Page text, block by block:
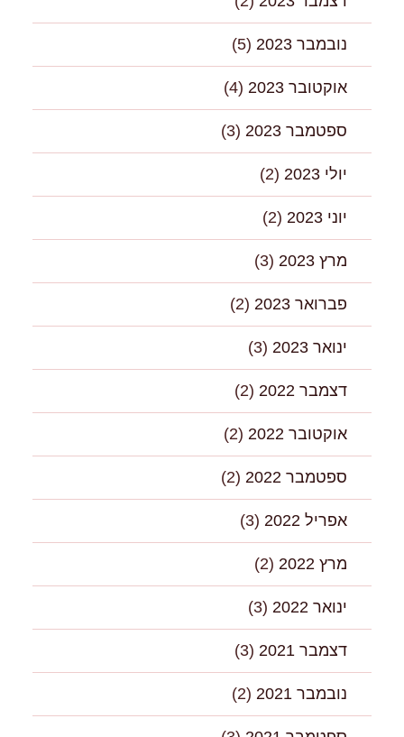
נובמבר 2023 (5)
אוקטובר 2023 (4)
ספטמבר 2023 (3)
יולי 2023 (2)
יוני 2023 (2)
מרץ 2023 (3)
פברואר 2023 (2)
ינואר 2023 (3)
דצמבר 2022 (2)
אוקטובר 2022 (2)
ספטמבר 2022 (2)
אפריל 2022 (3)
מרץ 2022 (2)
ינואר 2022 (3)
דצמבר 2021 (3)
נובמבר 2021 (2)